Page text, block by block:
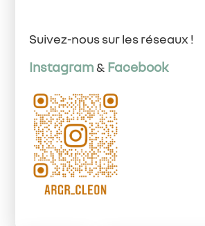
Suivez-nous sur les réseaux !
Instagram& Facebook